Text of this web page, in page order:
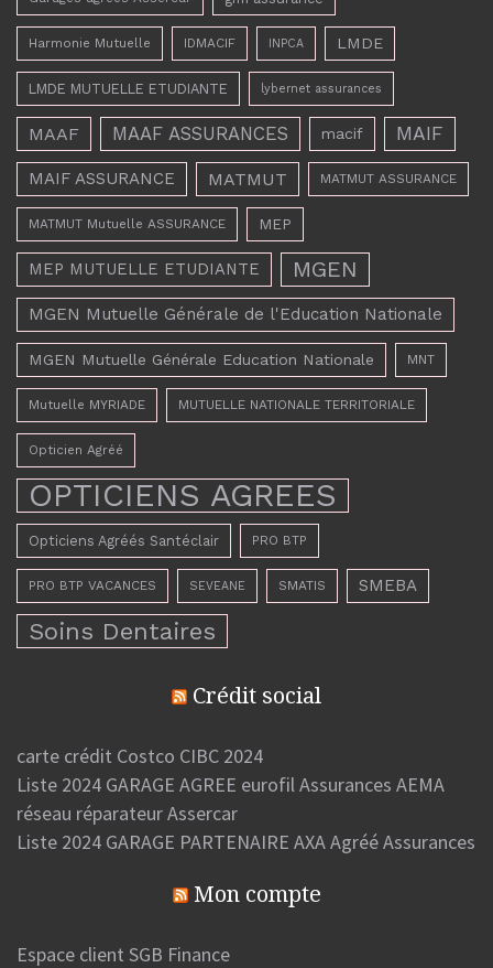
Harmonie Mutuelle IDMACIF INPCA LMDE
LMDE MUTUELLE ETUDIANTE lybernet assurances
MAAF MAAF ASSURANCES macif MAIF
MAIF ASSURANCE MATMUT MATMUT ASSURANCE
MATMUT Mutuelle ASSURANCE MEP
MEP MUTUELLE ETUDIANTE MGEN
MGEN Mutuelle Générale de l'Education Nationale
MGEN Mutuelle Générale Education Nationale MNT
Mutuelle MYRIADE MUTUELLE NATIONALE TERRITORIALE
Opticien Agréé
OPTICIENS AGREES
Opticiens Agréés Santéclair PRO BTP
PRO BTP VACANCES SEVEANE SMATIS SMEBA
Soins Dentaires
Crédit social
carte crédit Costco CIBC 2024
Liste 2024 GARAGE AGREE eurofil Assurances AEMA
réseau réparateur Assercar
Liste 2024 GARAGE PARTENAIRE AXA Agréé Assurances
Mon compte
Espace client SGB Finance